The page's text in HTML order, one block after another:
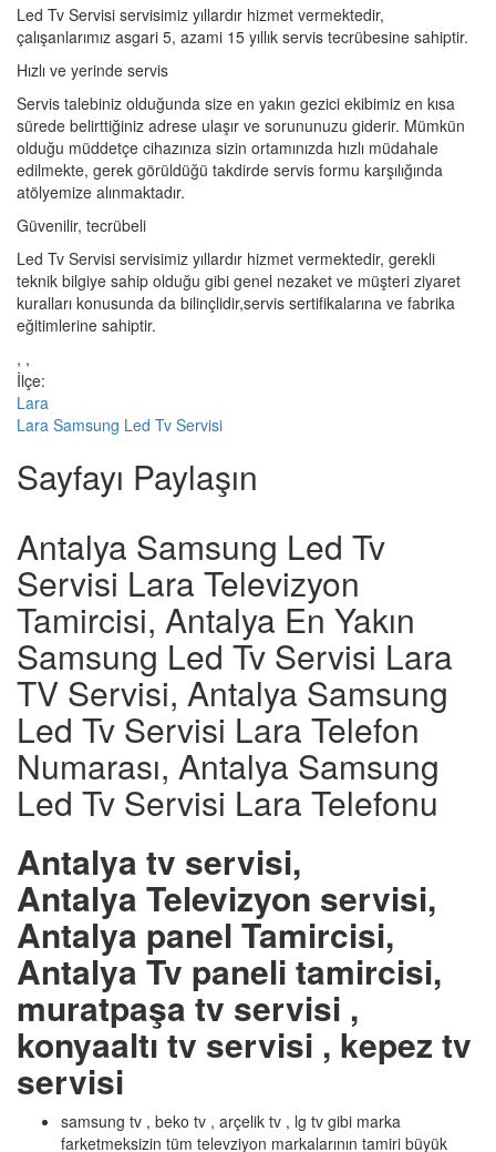
Led Tv Servisi servisimiz yıllardır hizmet vermektedir,
çalışanlarımız asgari 5, azami 15 yıllık servis tecrübesine sahiptir.
Hızlı ve yerinde servis
Servis talebiniz olduğunda size en yakın gezici ekibimiz en kısa
sürede belirttiğiniz adrese ulaşır ve sorununuzu giderir. Mümkün
olduğu müddetçe cihazınıza sizin ortamınızda hızlı müdahale
edilmekte, gerek görüldüğü takdirde servis formu karşılığında
atölyemize alınmaktadır.
Güvenilir, tecrübeli
Led Tv Servisi servisimiz yıllardır hizmet vermektedir, gerekli
teknik bilgiye sahip olduğu gibi genel nezaket ve müşteri ziyaret
kuralları konusunda da bilinçlidir,servis sertifikalarına ve fabrika
eğitimlerine sahiptir.
, ,
İlçe:
Lara
Lara Samsung Led Tv Servisi
Sayfayı Paylaşın
Antalya Samsung Led Tv
Servisi Lara Televizyon
Tamircisi, Antalya En Yakın
Samsung Led Tv Servisi Lara
TV Servisi, Antalya Samsung
Led Tv Servisi Lara Telefon
Numarası, Antalya Samsung
Led Tv Servisi Lara Telefonu
Antalya tv servisi,
Antalya Televizyon servisi,
Antalya panel Tamircisi,
Antalya Tv paneli tamircisi,
muratpaşa tv servisi ,
konyaaltı tv servisi , kepez tv
servisi
samsung tv , beko tv , arçelik tv , lg tv gibi marka
farketmeksizin tüm televziyon markalarının tamiri büyük